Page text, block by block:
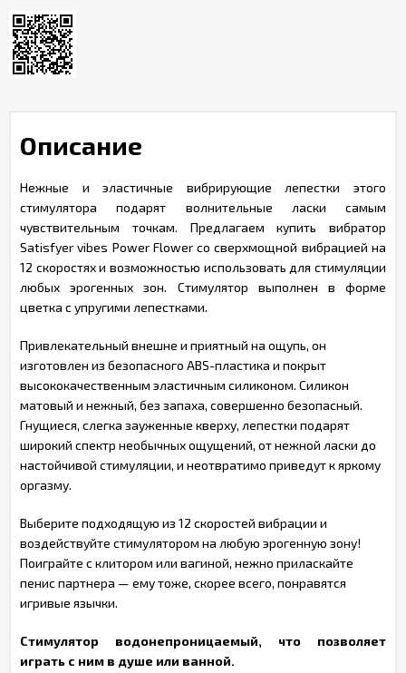
Описание
Нежные и эластичные вибрирующие лепестки этого
стимулятора подарят волнительные ласки самым
чувствительным точкам. Предлагаем купить вибратор
Satisfyer vibes Power Flower со сверхмощной вибрацией на
12 скоростях и возможностью использовать для стимуляции
любых эрогенных зон. Стимулятор выполнен в форме
цветка с упругими лепестками.
Привлекательный внешне и приятный на ощупь, он
изготовлен из безопасного ABS-пластика и покрыт
высококачественным эластичным силиконом. Силикон
матовый и нежный, без запаха, совершенно безопасный.
Гнущиеся, слегка зауженные кверху, лепестки подарят
широкий спектр необычных ощущений, от нежной ласки до
настойчивой стимуляции, и неотвратимо приведут к яркому
оргазму.
Выберите подходящую из 12 скоростей вибрации и
воздействуйте стимулятором на любую эрогенную зону!
Поиграйте с клитором или вагиной, нежно приласкайте
пенис партнера — ему тоже, скорее всего, понравятся
игривые язычки.
Стимулятор водонепроницаемый, что позволяет
играть с ним в душе или ванной.